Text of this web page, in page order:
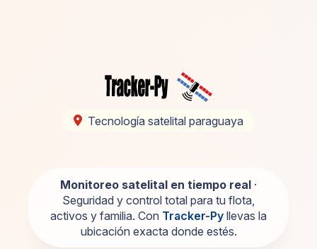
Tecnología satelital paraguaya
Monitoreo satelital en tiempo real ·
Seguridad y control total para tu flota,
activos y familia. Con Tracker-Py llevas la
ubicación exacta donde estés.